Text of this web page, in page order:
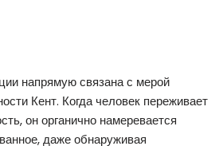
напрямую связана с мерой
Кент. Когда человек переживает
он органично намеревается
даже обнаруживая